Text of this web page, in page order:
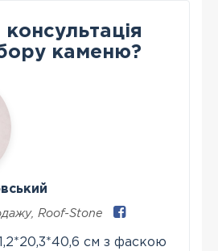
консультація
каменю?
, Roof-Stone
см з фаскою